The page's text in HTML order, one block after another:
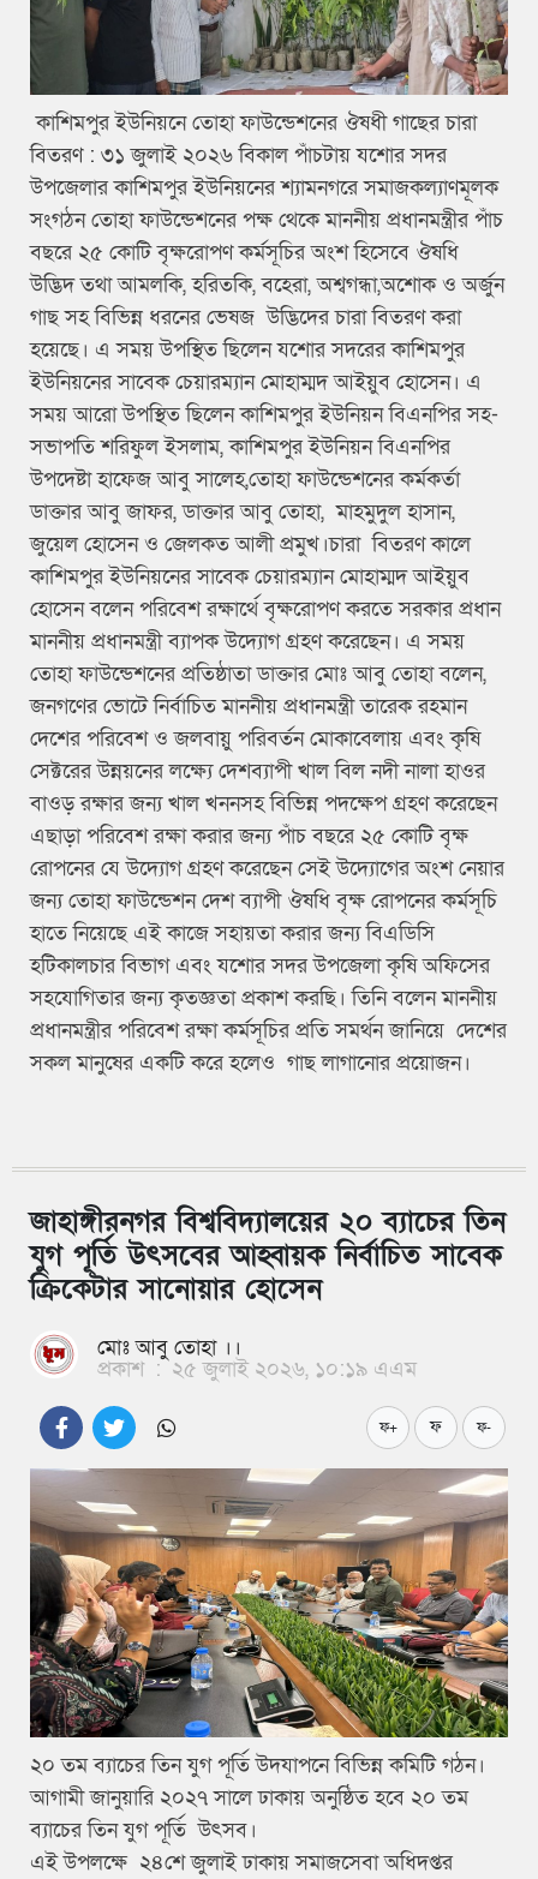
কাশিমপুর ইউনিয়নে তোহা ফাউন্ডেশনের ঔষধী গাছের চারা
বিতরণ : ৩১ জুলাই ২০২৬ বিকাল পাঁচটায় যশোর সদর
উপজেলার কাশিমপুর ইউনিয়নের শ্যামনগরে সমাজকল্যাণমূলক
সংগঠন তোহা ফাউন্ডেশনের পক্ষ থেকে মাননীয় প্রধানমন্ত্রীর পাঁচ
বছরে ২৫ কোটি বৃক্ষরোপণ কর্মসূচির অংশ হিসেবে ঔষধি
উদ্ভিদ তথা আমলকি, হরিতকি, বহেরা, অশ্বগন্ধা,অশোক ও অর্জুন
গাছ সহ বিভিন্ন ধরনের ভেষজ উদ্ভিদের চারা বিতরণ করা
হয়েছে। এ সময় উপস্থিত ছিলেন যশোর সদরের কাশিমপুর
ইউনিয়নের সাবেক চেয়ারম্যান মোহাম্মদ আইয়ুব হোসেন। এ
সময় আরো উপস্থিত ছিলেন কাশিমপুর ইউনিয়ন বিএনপির সহ-
সভাপতি শরিফুল ইসলাম, কাশিমপুর ইউনিয়ন বিএনপির
উপদেষ্টা হাফেজ আবু সালেহ,তোহা ফাউন্ডেশনের কর্মকর্তা
ডাক্তার আবু জাফর, ডাক্তার আবু তোহা, মাহমুদুল হাসান,
জুয়েল হোসেন ও জেলকত আলী প্রমুখ।চারা বিতরণ কালে
কাশিমপুর ইউনিয়নের সাবেক চেয়ারম্যান মোহাম্মদ আইয়ুব
হোসেন বলেন পরিবেশ রক্ষার্থে বৃক্ষরোপণ করতে সরকার প্রধান
মাননীয় প্রধানমন্ত্রী ব্যাপক উদ্যোগ গ্রহণ করেছেন। এ সময়
তোহা ফাউন্ডেশনের প্রতিষ্ঠাতা ডাক্তার মোঃ আবু তোহা বলেন,
জনগণের ভোটে নির্বাচিত মাননীয় প্রধানমন্ত্রী তারেক রহমান
দেশের পরিবেশ ও জলবায়ু পরিবর্তন মোকাবেলায় এবং কৃষি
সেক্টরের উন্নয়নের লক্ষ্যে দেশব্যাপী খাল বিল নদী নালা হাওর
বাওড় রক্ষার জন্য খাল খননসহ বিভিন্ন পদক্ষেপ গ্রহণ করেছেন
এছাড়া পরিবেশ রক্ষা করার জন্য পাঁচ বছরে ২৫ কোটি বৃক্ষ
রোপনের যে উদ্যোগ গ্রহণ করেছেন সেই উদ্যোগের অংশ নেয়ার
জন্য তোহা ফাউন্ডেশন দেশ ব্যাপী ঔষধি বৃক্ষ রোপনের কর্মসূচি
হাতে নিয়েছে এই কাজে সহায়তা করার জন্য বিএডিসি
হটিকালচার বিভাগ এবং যশোর সদর উপজেলা কৃষি অফিসের
সহযোগিতার জন্য কৃতজ্ঞতা প্রকাশ করছি। তিনি বলেন মাননীয়
প্রধানমন্ত্রীর পরিবেশ রক্ষা কর্মসূচির প্রতি সমর্থন জানিয়ে দেশের
সকল মানুষের একটি করে হলেও গাছ লাগানোর প্রয়োজন।
জাহাঙ্গীরনগর বিশ্ববিদ্যালয়ের ২০ ব্যাচের তিন
যুগ পূর্তি উৎসবের আহ্বায়ক নির্বাচিত সাবেক
ক্রিকেটার সানোয়ার হোসেন
মোঃ আবু তোহা ।।
প্রকাশ : ২৫ জুলাই ২০২৬, ১০:১৯ এএম
ফ+ ফ ফ-
২০ তম ব্যাচের তিন যুগ পূর্তি উদযাপনে বিভিন্ন কমিটি গঠন।
আগামী জানুয়ারি ২০২৭ সালে ঢাকায় অনুষ্ঠিত হবে ২০ তম
ব্যাচের তিন যুগ পূর্তি উৎসব।
এই উপলক্ষে ২৪শে জুলাই ঢাকায় সমাজসেবা অধিদপ্তর